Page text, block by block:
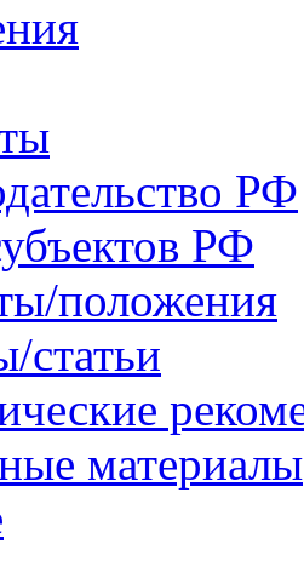
РФ
РФ
положения
статьи
материалы